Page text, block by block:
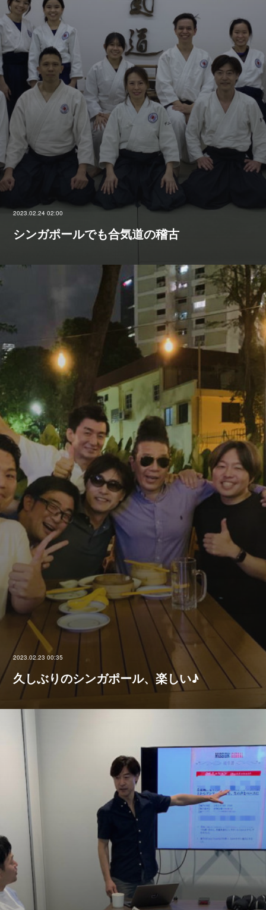
2023.02.24 02:00
シンガポールでも合気道の稽古
2023.02.23 00:35
久しぶりのシンガポール、楽しい♪